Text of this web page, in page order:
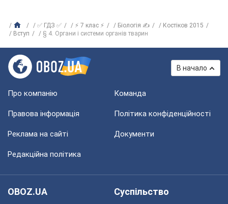
✅ ГДЗ ✅ ⚡ 7 клас ⚡ Біологія ✍
Костіков 2015
Вступ
§ 4. Органи і системи органів тварин
В начало
Про компанію Команда
Правова інформація Політика конфіденційності
Реклама на сайті Документи
Редакційна політика
OBOZ.UA
Суспільство